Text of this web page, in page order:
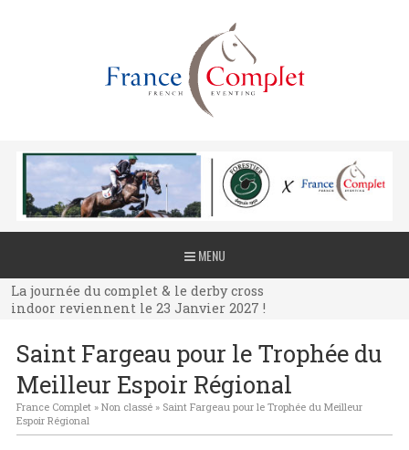
MENU
La journée du complet & le derby cross
indoor reviennent le 23 Janvier 2027 !
La journée du complet & le derby cross
indoor reviennent le 23 Janvier 2027 !
indoor reviennent le 23 Janvier 2027 !
Saint Fargeau pour le Trophée du
Meilleur Espoir Régional
France Complet» Non classé» Saint Fargeau pour le Trophée du Meilleur
Espoir Régional